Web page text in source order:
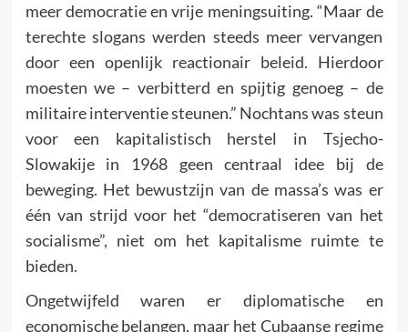
meer democratie en vrije meningsuiting. “Maar de
terechte slogans werden steeds meer vervangen
door een openlijk reactionair beleid. Hierdoor
moesten we – verbitterd en spijtig genoeg – de
militaire interventie steunen.” Nochtans was steun
voor een kapitalistisch herstel in Tsjecho-
Slowakije in 1968 geen centraal idee bij de
beweging. Het bewustzijn van de massa’s was er
één van strijd voor het “democratiseren van het
socialisme”, niet om het kapitalisme ruimte te
bieden.
Ongetwijfeld waren er diplomatische en
economische belangen, maar het Cubaanse regime